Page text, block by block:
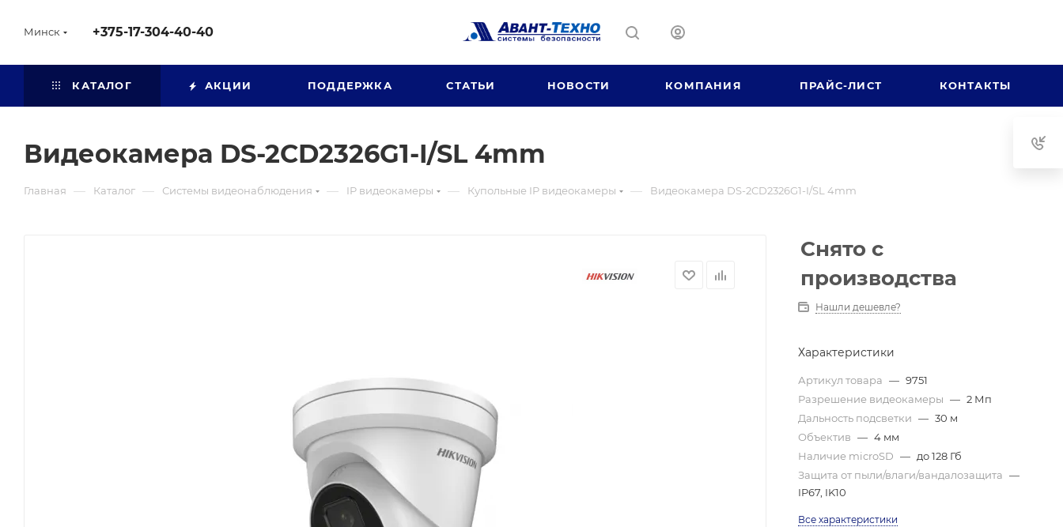
Минск +375-17-304-40-40
КАТАЛОГ АКЦИИ ПОДДЕРЖКА СТАТЬИ НОВОСТИ КОМПАНИЯ ПРАЙС-ЛИСТ КОНТАКТЫ
Видеокамера DS-2CD2326G1-I/SL 4mm
Главная — Каталог — Системы видеонаблюдения — IP видеокамеры — Купольные IP видеокамеры — Видеокамера DS-2CD2326G1-I/SL 4mm
Снято с
производства
Нашли дешевле?
Характеристики
Артикул товара — 9751
Разрешение видеокамеры — 2 Мп
Дальность подсветки — 30 м
Объектив — 4 мм
Наличие microSD — до 128 Гб
Защита от пыли/влаги/вандалозащита —
IP67, IK10
Все характеристики